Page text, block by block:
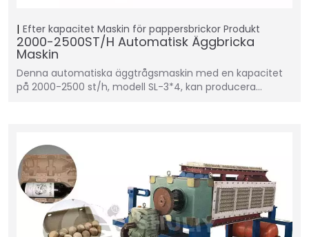
Efter kapacitet Maskin för pappersbrickor Produkt
2000-2500ST/H Automatisk Äggbricka
Maskin
Denna automatiska äggtrågsmaskin med en kapacitet
på 2000-2500 st/h, modell SL-3*4, kan producera…